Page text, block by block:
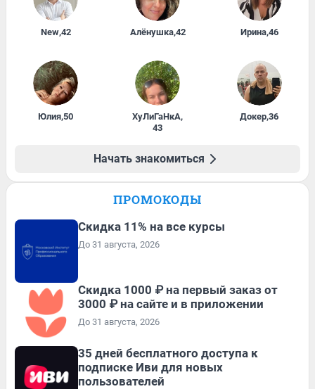
New,42 Алёнушка,42 Ирина,46
Юлия,50 ХуЛиГаНкА,
43
Докер,36
Начать знакомиться
ПРОМОКОДЫ
Скидка 11% на все курсы
До 31 августа, 2026
Скидка 1000 ₽ на первый заказ от
3000 ₽ на сайте и в приложении
До 31 августа, 2026
35 дней бесплатного доступа к
подписке Иви для новых
пользователей